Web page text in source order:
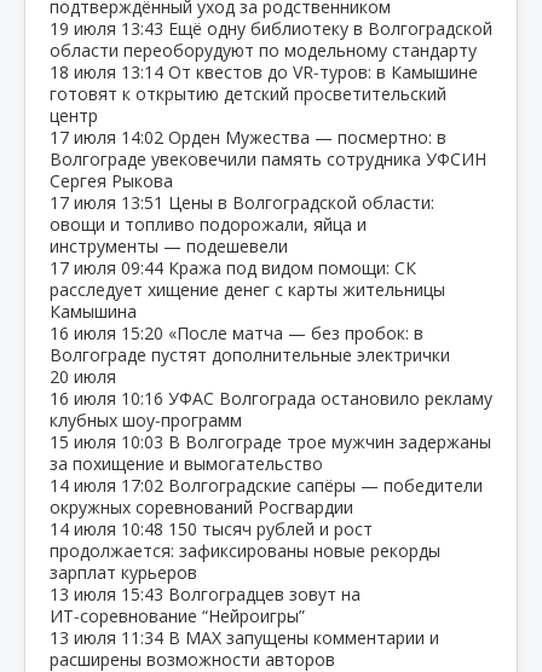
подтверждённый уход за родственником
19 июля 13:43 Ещё одну библиотеку в Волгоградской
области переоборудуют по модельному стандарту
18 июля 13:14 От квестов до VR‑туров: в Камышине
готовят к открытию детский просветительский
центр
17 июля 14:02 Орден Мужества — посмертно: в
Волгограде увековечили память сотрудника УФСИН
Сергея Рыкова
17 июля 13:51 Цены в Волгоградской области:
овощи и топливо подорожали, яйца и
инструменты — подешевели
17 июля 09:44 Кража под видом помощи: СК
расследует хищение денег с карты жительницы
Камышина
16 июля 15:20 «После матча — без пробок: в
Волгограде пустят дополнительные электрички
20 июля
16 июля 10:16 УФАС Волгограда остановило рекламу
клубных шоу‑программ
15 июля 10:03 В Волгограде трое мужчин задержаны
за похищение и вымогательство
14 июля 17:02 Волгоградские сапёры — победители
окружных соревнований Росгвардии
14 июля 10:48 150 тысяч рублей и рост
продолжается: зафиксированы новые рекорды
зарплат курьеров
13 июля 15:43 Волгоградцев зовут на
ИТ‑соревнование “Нейроигры”
13 июля 11:34 В МАХ запущены комментарии и
расширены возможности авторов